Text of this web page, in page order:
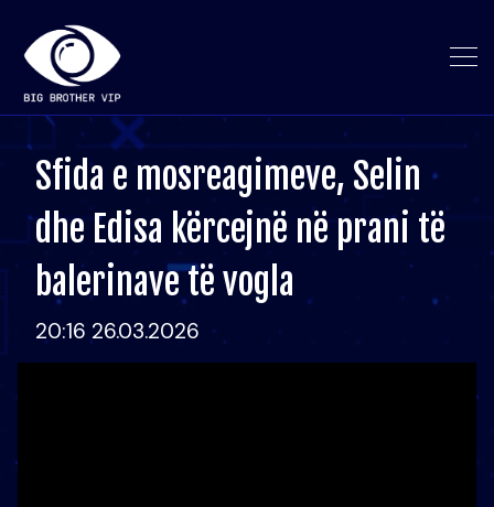
Sfida e mosreagimeve, Selin
dhe Edisa kërcejnë në prani të
balerinave të vogla
20:16 26.03.2026